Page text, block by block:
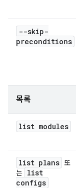
--skip-
preconditions
목록
list modules
list plans 또
는 list
configs